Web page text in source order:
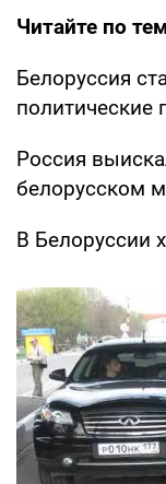
Читайте по
Белоруссия
Россия
белорусском
В Белоруссии